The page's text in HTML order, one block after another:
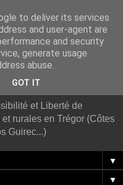
Piétons
et Liberté de
rurales en Trégor (Côtes
Guirec...)
▼
▼
to deliver its services
and user-agent are
and security
generate usage
abuse.
GOT IT